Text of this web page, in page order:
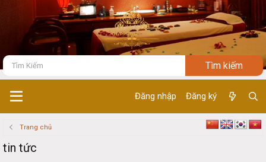
Đăng nhập Đăng ký
Trang chủ
tin tức